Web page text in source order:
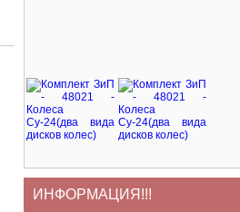
ИНФОРМАЦИЯ!!!